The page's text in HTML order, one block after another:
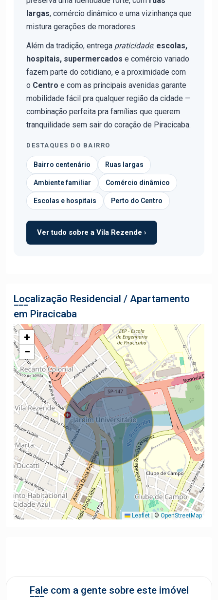
largas, comércio dinâmico e uma vizinhança que
mistura gerações de moradores.
Além da tradição, entrega praticidade: escolas,
hospitais, supermercados e comércio variado
fazem parte do cotidiano, e a proximidade com
o Centro e com as principais avenidas garante
mobilidade fácil pra qualquer região da cidade —
combinação perfeita pra famílias que querem
tranquilidade sem sair do coração de Piracicaba.
DESTAQUES DO BAIRRO
Bairro centenário Ruas largas
Ambiente familiar Comércio dinâmico
Escolas e hospitais Perto do Centro
Ver tudo sobre a Vila Rezende ›
Localização Residencial / Apartamento
em Piracicaba
+
−
Leaflet © OpenStreetMap
Fale com a gente sobre este imóvel